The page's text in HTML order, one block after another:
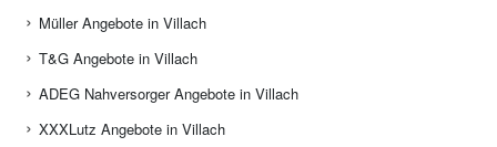
Müller Angebote in Villach
T&G Angebote in Villach
ADEG Nahversorger Angebote in Villach
XXXLutz Angebote in Villach